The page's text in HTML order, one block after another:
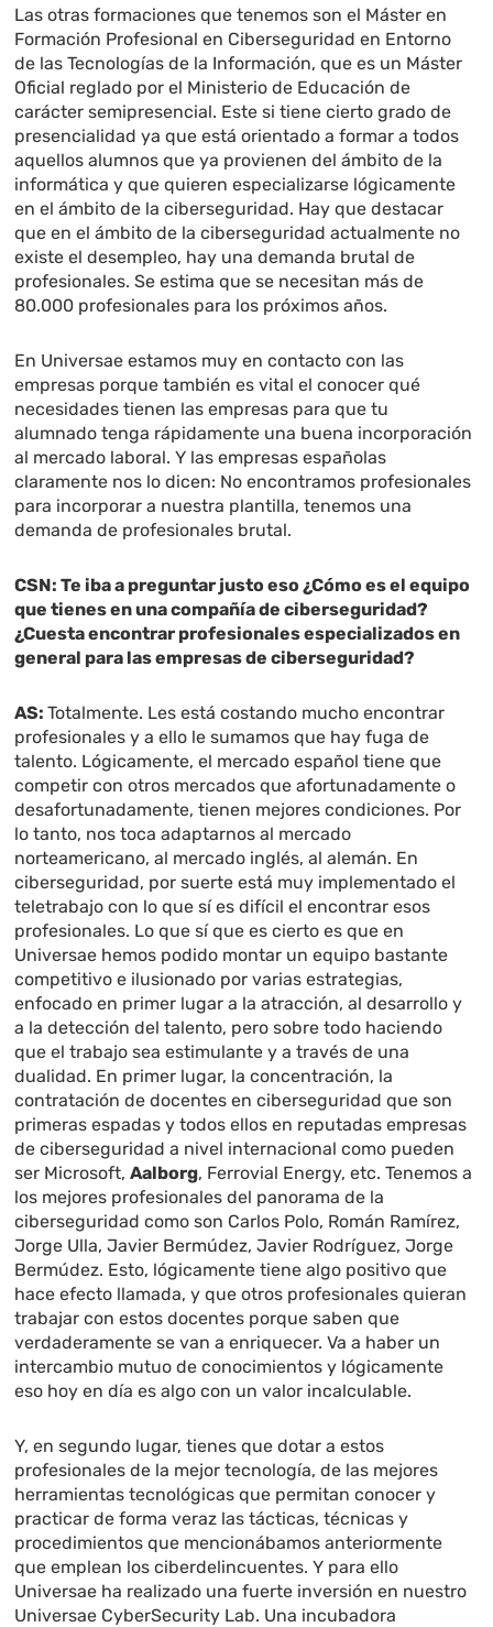
Las otras formaciones que tenemos son el Máster en
Formación Profesional en Ciberseguridad en Entorno
de las Tecnologías de la Información, que es un Máster
Oficial reglado por el Ministerio de Educación de
carácter semipresencial. Este si tiene cierto grado de
presencialidad ya que está orientado a formar a todos
aquellos alumnos que ya provienen del ámbito de la
informática y que quieren especializarse lógicamente
en el ámbito de la ciberseguridad. Hay que destacar
que en el ámbito de la ciberseguridad actualmente no
existe el desempleo, hay una demanda brutal de
profesionales. Se estima que se necesitan más de
80.000 profesionales para los próximos años.
En Universae estamos muy en contacto con las
empresas porque también es vital el conocer qué
necesidades tienen las empresas para que tu
alumnado tenga rápidamente una buena incorporación
al mercado laboral. Y las empresas españolas
claramente nos lo dicen: No encontramos profesionales
para incorporar a nuestra plantilla, tenemos una
demanda de profesionales brutal.
CSN: Te iba a preguntar justo eso ¿Cómo es el equipo
que tienes en una compañía de ciberseguridad?
¿Cuesta encontrar profesionales especializados en
general para las empresas de ciberseguridad?
AS:Totalmente. Les está costando mucho encontrar
profesionales y a ello le sumamos que hay fuga de
talento. Lógicamente, el mercado español tiene que
competir con otros mercados que afortunadamente o
desafortunadamente, tienen mejores condiciones. Por
lo tanto, nos toca adaptarnos al mercado
norteamericano, al mercado inglés, al alemán. En
ciberseguridad, por suerte está muy implementado el
teletrabajo con lo que sí es difícil el encontrar esos
profesionales. Lo que sí que es cierto es que en
Universae hemos podido montar un equipo bastante
competitivo e ilusionado por varias estrategias,
enfocado en primer lugar a la atracción, al desarrollo y
a la detección del talento, pero sobre todo haciendo
que el trabajo sea estimulante y a través de una
dualidad. En primer lugar, la concentración, la
contratación de docentes en ciberseguridad que son
primeras espadas y todos ellos en reputadas empresas
de ciberseguridad a nivel internacional como pueden
ser Microsoft,Aalborg, Ferrovial Energy, etc. Tenemos a
los mejores profesionales del panorama de la
ciberseguridad como son Carlos Polo, Román Ramírez,
Jorge Ulla, Javier Bermúdez, Javier Rodríguez, Jorge
Bermúdez. Esto, lógicamente tiene algo positivo que
hace efecto llamada, y que otros profesionales quieran
trabajar con estos docentes porque saben que
verdaderamente se van a enriquecer. Va a haber un
intercambio mutuo de conocimientos y lógicamente
eso hoy en día es algo con un valor incalculable.
Y, en segundo lugar, tienes que dotar a estos
profesionales de la mejor tecnología, de las mejores
herramientas tecnológicas que permitan conocer y
practicar de forma veraz las tácticas, técnicas y
procedimientos que mencionábamos anteriormente
que emplean los ciberdelincuentes. Y para ello
Universae ha realizado una fuerte inversión en nuestro
Universae CyberSecurity Lab. Una incubadora